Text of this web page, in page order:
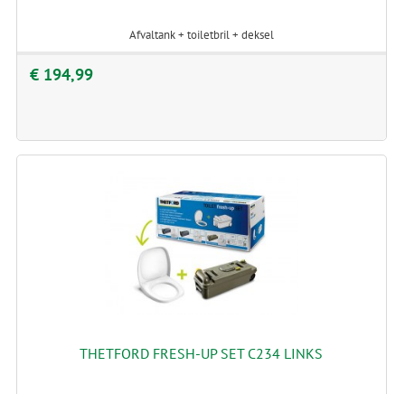
Afvaltank + toiletbril + deksel
€ 194,99
THETFORD FRESH-UP SET C234 LINKS